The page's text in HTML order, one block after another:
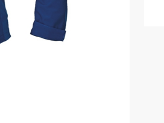
Серия Professional
Серия Practic
Серия Emerton